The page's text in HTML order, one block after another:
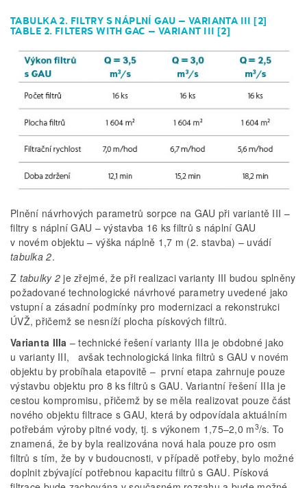
TABULKA 2. FILTRY S NÁPLNÍ GAU – VARIANTA III [2]
TABLE 2. FILTERS WITH GAC – VARIANT III [2]
Plnění návrhových parametrů sorpce na GAU při variantě III –
filtry s náplní GAU – výstavba 16 ks filtrů s náplní GAU
v novém objektu – výška náplně 1,7 m (2. stavba) – uvádí
tabulka 2.
Z tabulky 2 je zřejmé, že při realizaci varianty III budou splněny
požadované technologické návrhové parametry uvedené jako
vstupní a zásadní podmínky pro modernizaci a rekonstrukci
ÚVŽ, přičemž se nesníží plocha pískových filtrů.
Varianta IIIa – technické řešení varianty IIIa je obdobné jako
u varianty III, avšak technologická linka filtrů s GAU v novém
objektu by probíhala etapovitě – první etapa zahrnuje pouze
výstavbu objektu pro 8 ks filtrů s GAU. Variantní řešení IIIa je
cestou kompromisu, přičemž by se měla realizovat pouze část
nového objektu filtrace s GAU, která by odpovídala aktuálním
potřebám výroby pitné vody, tj. s výkonem 1,75–2,0 m3/s. To
znamená, že by byla realizována nová hala pouze pro osm
filtrů s tím, že by v budoucnosti, v případě potřeby, bylo možné
doplnit zbývající potřebnou kapacitu filtrů s GAU. Písková